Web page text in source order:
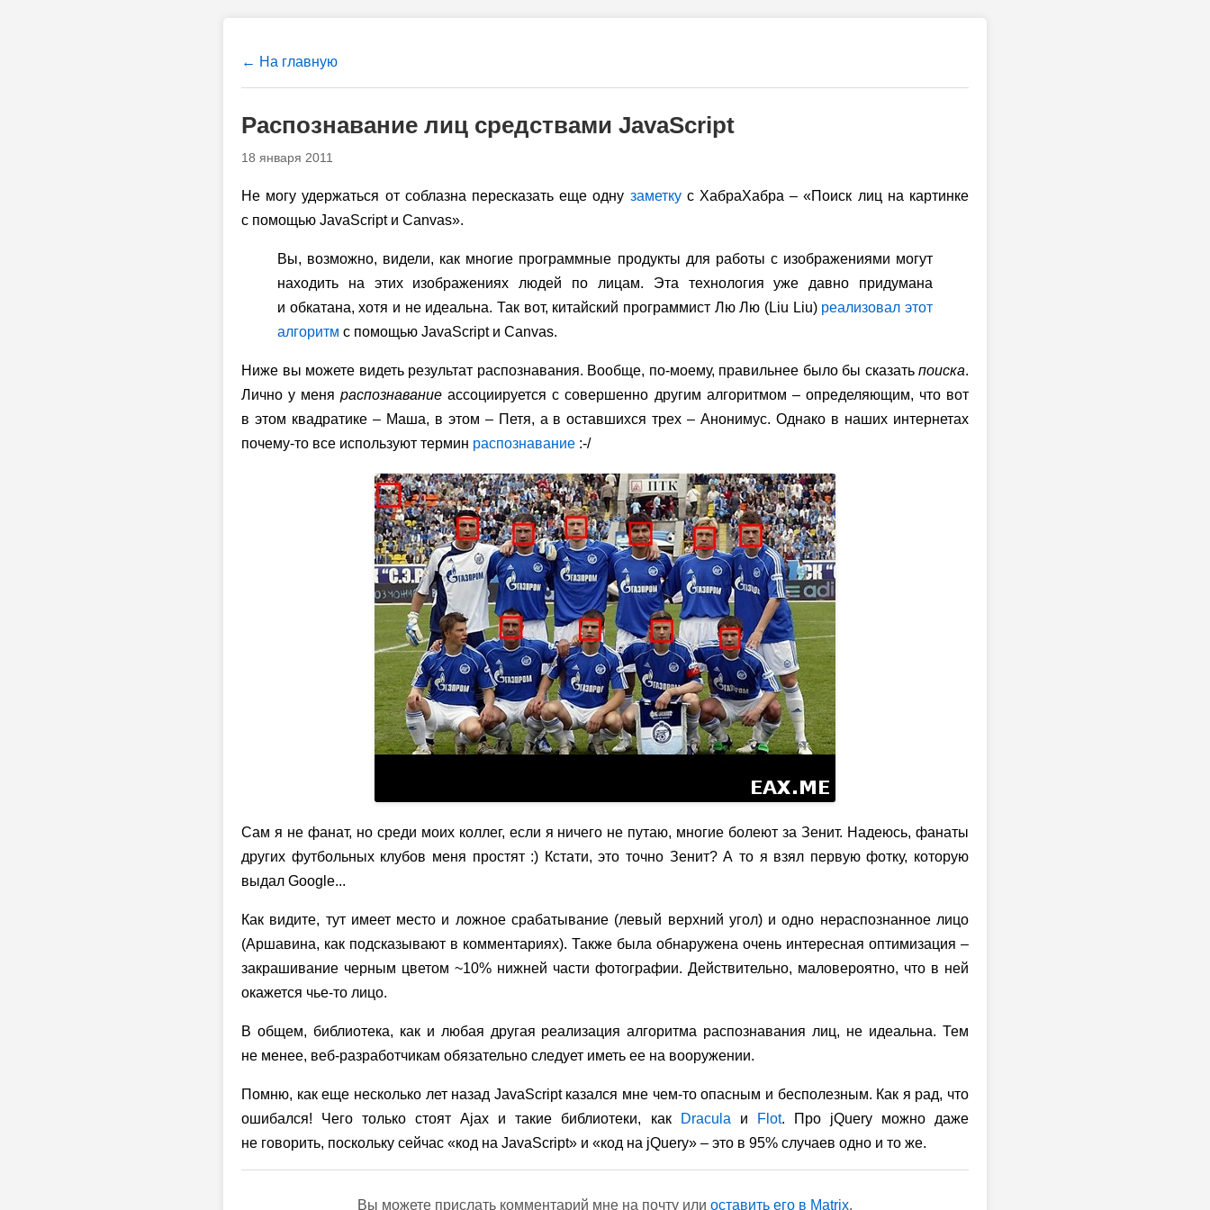
← На главную
Распознавание лиц средствами JavaScript
18 января 2011
Не могу удержаться от соблазна пересказать еще одну заметкус ХабраХабра – «Поиск лиц на картинке
с помощью JavaScript и Canvas».
Вы, возможно, видели, как многие программные продукты для работы с изображениями могут
находить на этих изображениях людей по лицам. Эта технология уже давно придумана
и обкатана, хотя и не идеальна. Так вот, китайский программист Лю Лю (Liu Liu) реализовал этот
алгоритм с помощью JavaScript и Canvas.
Ниже вы можете видеть результат распознавания. Вообще, по-моему, правильнее было бы сказать поиска.
Лично у меняраспознавание ассоциируется с совершенно другим алгоритмом – определяющим, что вот
в этом квадратике – Маша, в этом – Петя, а в оставшихся трех – Анонимус. Однако в наших интернетах
почему-то все используют термин распознавание :-/
Сам я не фанат, но среди моих коллег, если я ничего не путаю, многие болеют за Зенит. Надеюсь, фанаты
других футбольных клубов меня простят :) Кстати, это точно Зенит? А то я взял первую фотку, которую
выдал Google...
Как видите, тут имеет место и ложное срабатывание (левый верхний угол) и одно нераспознанное лицо
(Аршавина, как подсказывают в комментариях). Также была обнаружена очень интересная оптимизация –
закрашивание черным цветом ~10% нижней части фотографии. Действительно, маловероятно, что в ней
окажется чье-то лицо.
В общем, библиотека, как и любая другая реализация алгоритма распознавания лиц, не идеальна. Тем
не менее, веб-разработчикам обязательно следует иметь ее на вооружении.
Помню, как еще несколько лет назад JavaScript казался мне чем-то опасным и бесполезным. Как я рад, что
ошибался! Чего только стоят Ajax и такие библиотеки, как
Dracula и Flot. Про jQuery можно даже
не говорить, поскольку сейчас «код на JavaScript» и «код на jQuery» – это в 95% случаев одно и то же.
Вы можете прислать комментарий мне на почту или оставить его в Matrix.